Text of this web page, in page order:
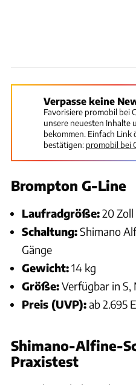
Verpasse keine
Favorisiere promobil bei
unsere neuesten Inhalte
bekommen. Einfach
bestätigen: promobil bei
Brompton G-Line
Laufradgröße:20 Zoll
Schaltung:Shimano
Gänge
Gewicht:14 kg
Größe:Verfügbar in S,
Preis (UVP):ab 2.695
Shimano-Alfine-
Praxistest